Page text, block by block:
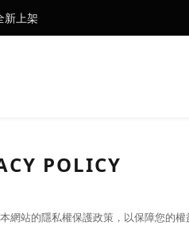
取免運
新上架
POLICY
站的隱私權保護政策，以保障您的權